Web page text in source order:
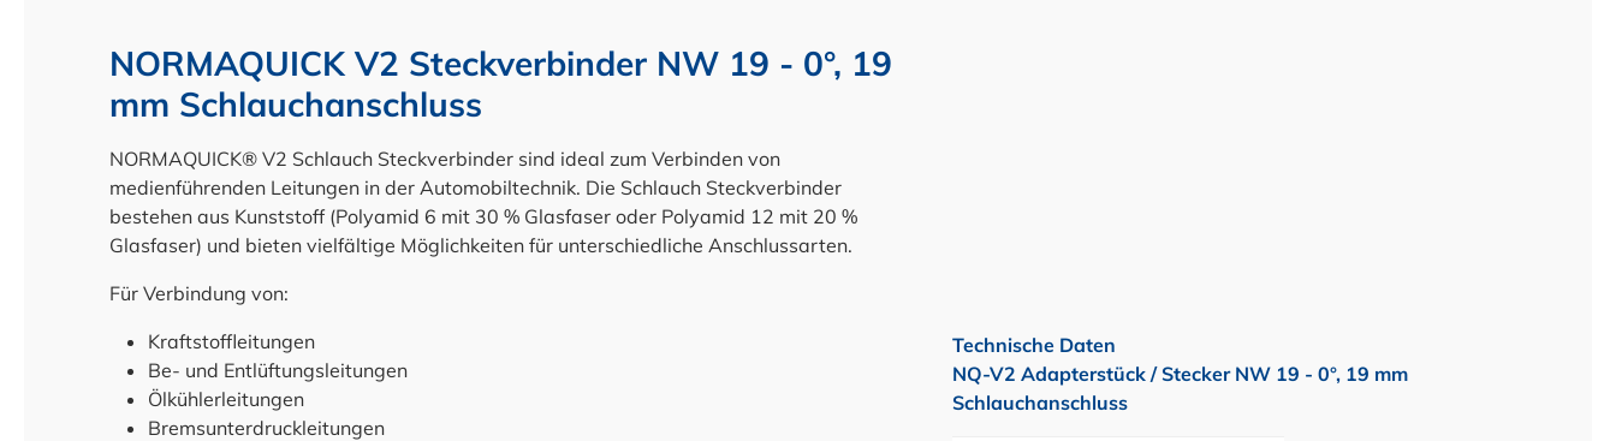
NORMAQUICK V2 Steckverbinder NW 19 - 0°, 19
mm Schlauchanschluss
NORMAQUICK® V2 Schlauch Steckverbinder sind ideal zum Verbinden von
medienführenden Leitungen in der Automobiltechnik. Die Schlauch Steckverbinder
bestehen aus Kunststoff (Polyamid 6 mit 30 % Glasfaser oder Polyamid 12 mit 20 %
Glasfaser) und bieten vielfältige Möglichkeiten für unterschiedliche Anschlussarten.
Für Verbindung von:
Kraftstoffleitungen
Be- und Entlüftungsleitungen
Ölkühlerleitungen
Bremsunterdruckleitungen
Technische Daten
NQ-V2 Adapterstück / Stecker NW 19 - 0°, 19 mm
Schlauchanschluss